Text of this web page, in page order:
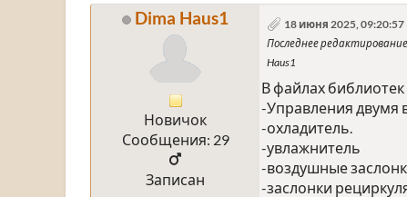
Dima Haus1
Новичок
Сообщения: 29
Записан
18 июня 2025, 09:20:57
Последнее редактирование
Haus1
В файлах
-Управления двумя
-охладитель.
-увлажнитель
-воздушные
-заслонки